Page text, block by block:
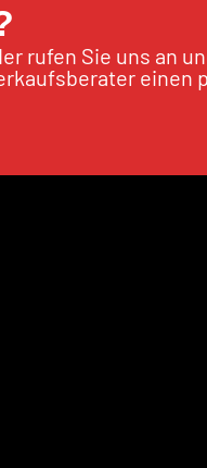
rufen Sie uns an
einen